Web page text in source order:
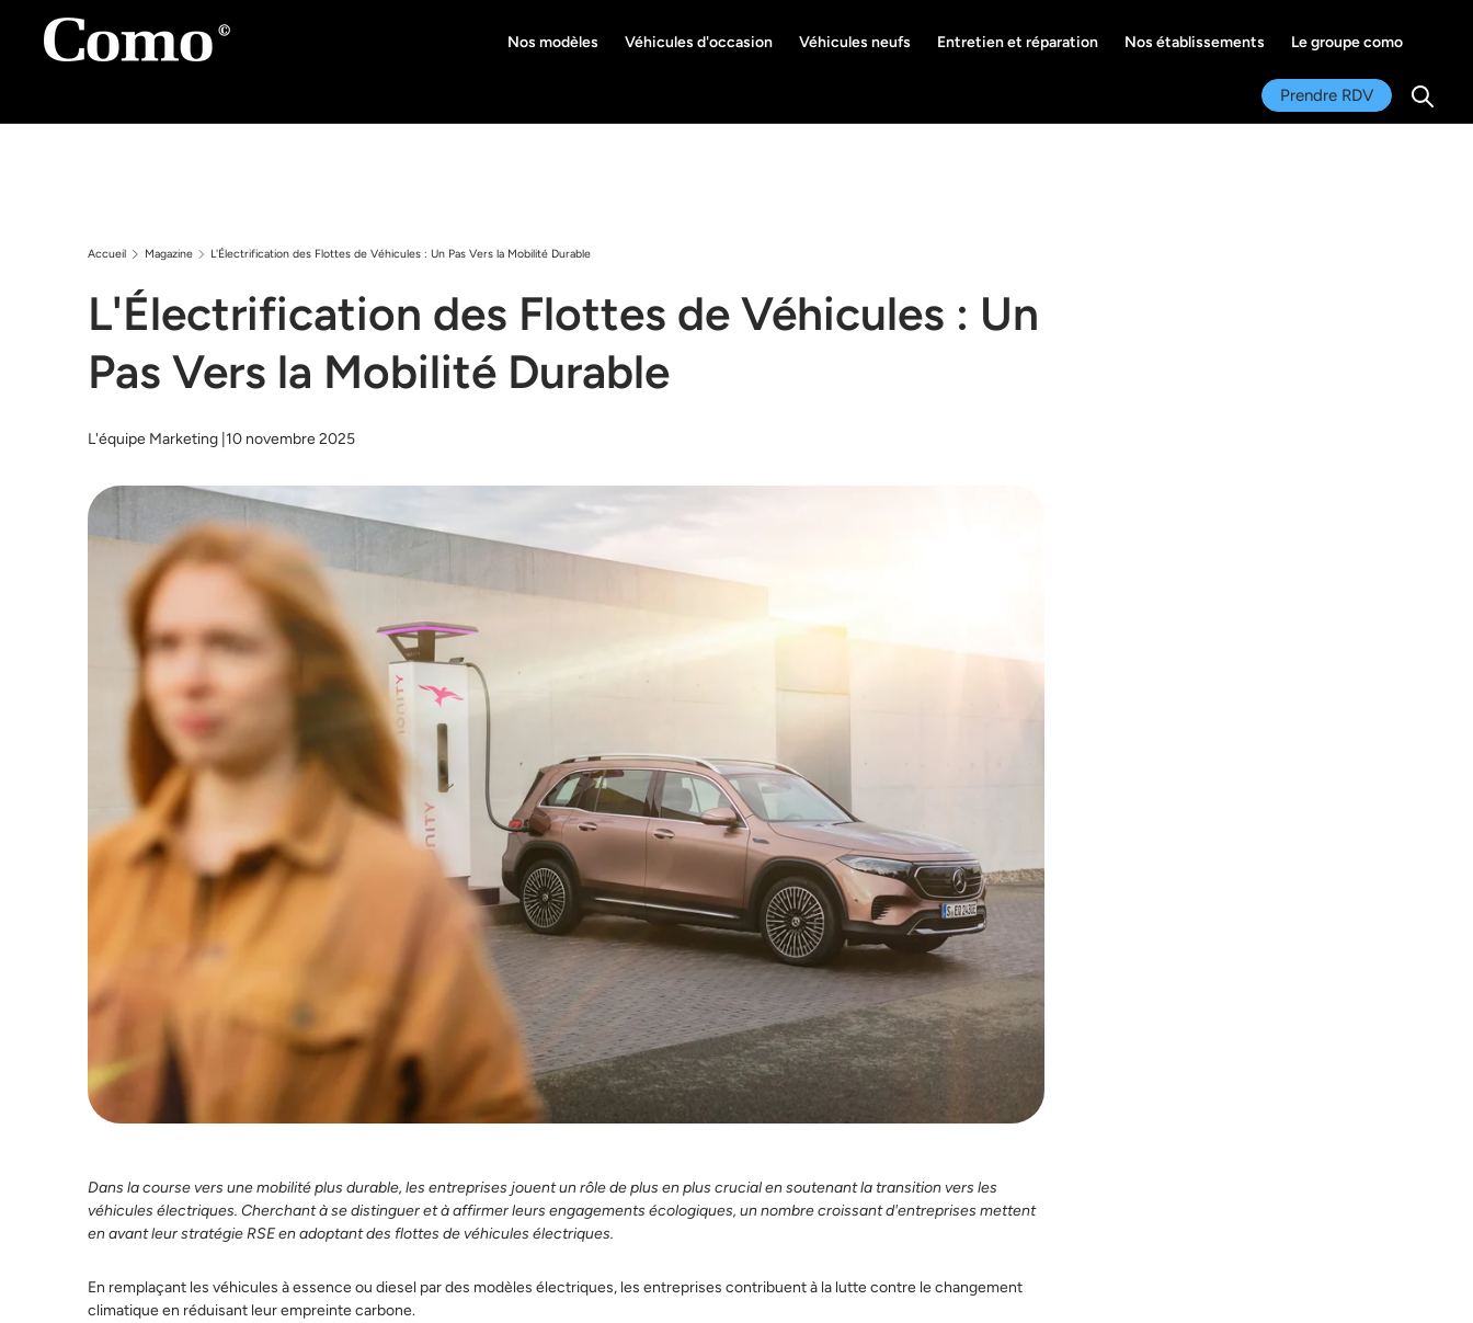
Aller au contenu
Prendre RDV
Nos modèles Véhicules d'occasion Véhicules neufs Entretien et réparation Nos établissements
Le groupe como
Accueil Magazine L'Électrification des Flottes de Véhicules : Un Pas Vers la Mobilité Durable
L'Électrification des Flottes de Véhicules : Un
Pas Vers la Mobilité Durable
L'équipe Marketing | 10 novembre 2025
Dans la course vers une mobilité plus durable, les entreprises jouent un rôle de plus en plus crucial en soutenant la transition vers les
véhicules électriques. Cherchant à se distinguer et à affirmer leurs engagements écologiques, un nombre croissant d'entreprises mettent
en avant leur stratégie RSE en adoptant des flottes de véhicules électriques.
En remplaçant les véhicules à essence ou diesel par des modèles électriques, les entreprises contribuent à la lutte contre le changement
climatique en réduisant leur empreinte carbone.